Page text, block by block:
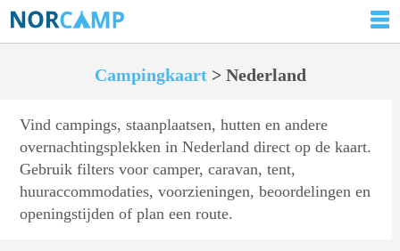
Campingkaart> Nederland
Vind campings, staanplaatsen, hutten en andere
overnachtingsplekken in Nederland direct op de kaart.
Gebruik filters voor camper, caravan, tent,
huuraccommodaties, voorzieningen, beoordelingen en
openingstijden of plan een route.